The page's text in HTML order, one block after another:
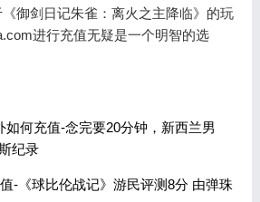
御剑日记朱雀：离火之主降临》的玩
进行充值无疑是一个明智的选
如何充值-念完要20分钟，新西兰男
纪录
-《球比伦战记》游民评测8分 由弹珠